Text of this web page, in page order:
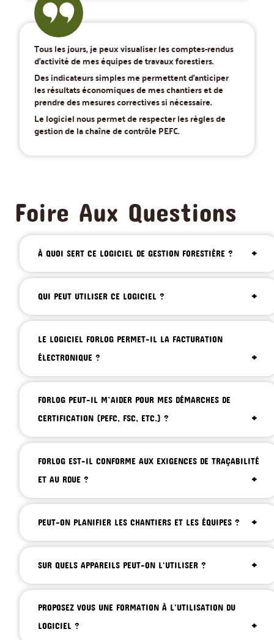
Tous les jours, je peux visualiser les comptes-rendus
d’activité de mes équipes de travaux forestiers.
Des indicateurs simples me permettent d’anticiper
les résultats économiques de mes chantiers et de
prendre des mesures correctives si nécessaire.
Le logiciel nous permet de respecter les règles de
gestion de la chaîne de contrôle PEFC.
Foire Aux Questions
À QUOI SERT CE LOGICIEL DE GESTION FORESTIÈRE ?
QUI PEUT UTILISER CE LOGICIEL ?
LE LOGICIEL FORLOG PERMET-IL LA FACTURATION
ÉLECTRONIQUE ?
FORLOG PEUT-IL M’AIDER POUR MES DÉMARCHES DE
CERTIFICATION (PEFC, FSC, ETC.) ?
FORLOG EST-IL CONFORME AUX EXIGENCES DE TRAÇABILITÉ
ET AU RDUE ?
PEUT-ON PLANIFIER LES CHANTIERS ET LES ÉQUIPES ?
SUR QUELS APPAREILS PEUT-ON L'UTILISER ?
PROPOSEZ VOUS UNE FORMATION À L'UTILISATION DU
LOGICIEL ?